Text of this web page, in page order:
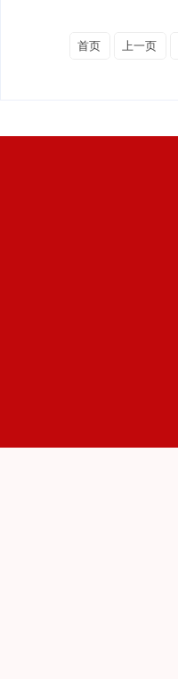
首页 上一页